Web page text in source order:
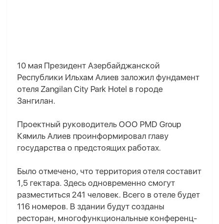
10 мая Президент Азербайджанской
Республики Ильхам Алиев заложил фундамент
отеля Zangilan City Park Hotel в городе
Зангилан.
Проектный руководитель ООО PMD Group
Кямиль Алиев проинформировал главу
государства о предстоящих работах.
Было отмечено, что территория отеля составит
1,5 гектара. Здесь одновременно смогут
разместиться 241 человек. Всего в отеле будет
116 номеров. В здании будут созданы
ресторан, многофункциональные конференц-